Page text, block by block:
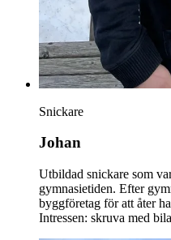
Snickare
Johan
Utbildad snickare som
gymnasietiden. Efter
byggföretag för att åter
Intressen: skruva med